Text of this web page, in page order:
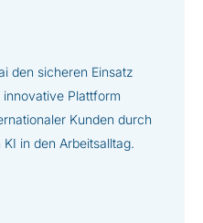
den sicheren Einsatz
Plattform
Kunden durch
in den Arbeitsalltag.